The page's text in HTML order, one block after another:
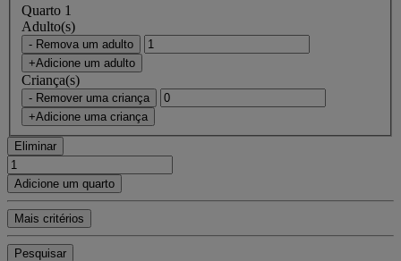
Quarto 1
Adulto(s)
- Remova um adulto
+Adicione um adulto
Criança(s)
- Remover uma criança
+Adicione uma criança
Eliminar
Adicione um quarto
Mais critérios
Pesquisar